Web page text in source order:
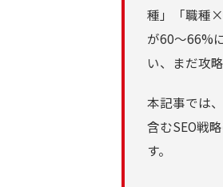
種」「職種
が60〜66%
い、まだ攻
本記事では
含むSEO戦
す。